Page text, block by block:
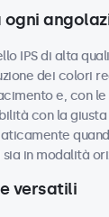
IPS di alta
dei colori
e, con
con la
in modalità
versatili